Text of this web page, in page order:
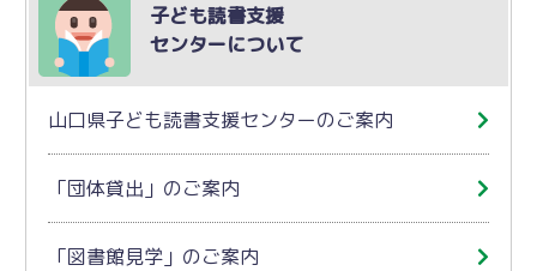
子ども読書支援
センターについて
山口県子ども読書支援センターのご案内
「団体貸出」のご案内
「図書館見学」のご案内